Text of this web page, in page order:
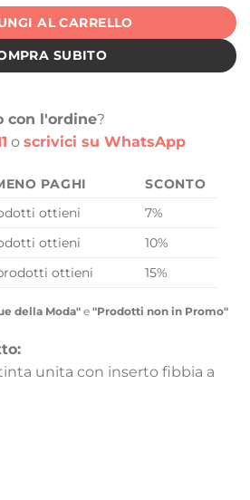
AL CARRELLO
SUBITO
con l'ordine?
o scrivici su WhatsApp
PAGHI
SCONTO
ottieni
7%
ottieni
10%
ottieni
15%
della Moda" e "Prodotti non in Promo"
unita con inserto fibbia a